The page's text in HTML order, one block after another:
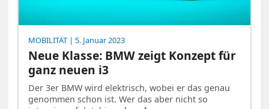
MOBILITÄT | 5. Januar 2023
Neue Klasse: BMW zeigt Konzept für
ganz neuen i3
Der 3er BMW wird elektrisch, wobei er das genau
genommen schon ist. Wer das aber nicht so